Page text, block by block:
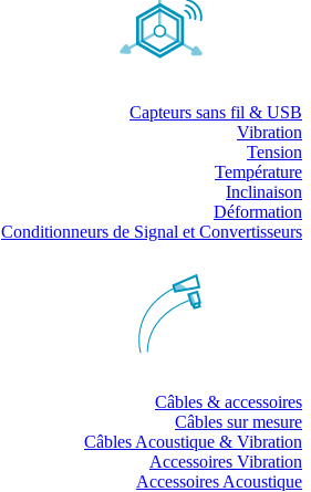
Capteurs sans fil & USB
Vibration
Tension
Température
Inclinaison
Déformation
Conditionneurs de Signal et Convertisseurs
Câbles & accessoires
Câbles sur mesure
Câbles Acoustique & Vibration
Accessoires Vibration
Accessoires Acoustique